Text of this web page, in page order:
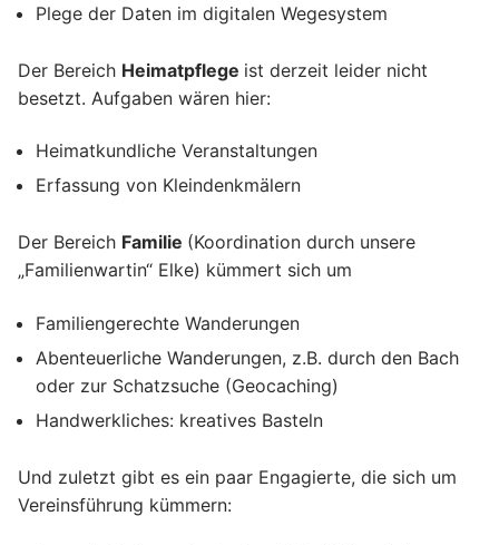
Plege der Daten im digitalen Wegesystem
Der Bereich Heimatpflege ist derzeit leider nicht
besetzt. Aufgaben wären hier:
Heimatkundliche Veranstaltungen
Erfassung von Kleindenkmälern
Der Bereich Familie (Koordination durch unsere
„Familienwartin“ Elke) kümmert sich um
Familiengerechte Wanderungen
Abenteuerliche Wanderungen, z.B. durch den Bach
oder zur Schatzsuche (Geocaching)
Handwerkliches: kreatives Basteln
Und zuletzt gibt es ein paar Engagierte, die sich um
Vereinsführung kümmern: